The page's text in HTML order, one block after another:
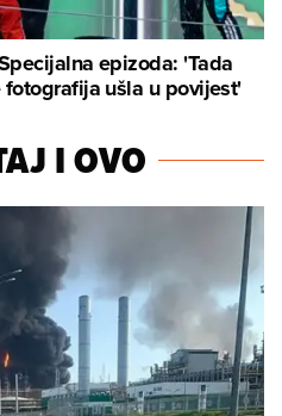
epizoda: 'Tada
ušla u povijest'
I OVO